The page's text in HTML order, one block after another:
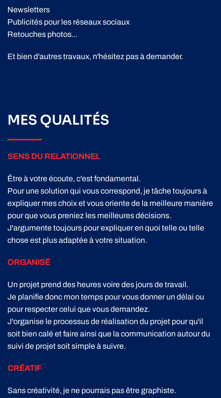
Newsletters
Publicités pour les réseaux sociaux
Retouches photos...
Et bien d'autres travaux, n'hésitez pas à demander.
MES QUALITÉS
SENS DU RELATIONNEL
Être à votre écoute, c'est fondamental.
Pour une solution qui vous correspond, je tâche toujours à
expliquer mes choix et vous oriente de la meilleure manière
pour que vous preniez les meilleures décisions.
J'argumente toujours pour expliquer en quoi telle ou telle
chose est plus adaptée à votre situation.
ORGANISÉ
Un projet prend des heures voire des jours de travail.
Je planifie donc mon temps pour vous donner un délai ou
pour respecter celui que vous demandez.
J'organise le processus de réalisation du projet pour qu'il
soit bien calé et faire ainsi que la communication autour du
suivi de projet soit simple à suivre.
CRÉATIF
Sans créativité, je ne pourrais pas être graphiste.